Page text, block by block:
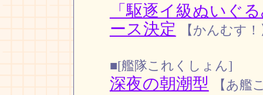
「駆逐イ級ぬいぐ
ース決定
【かんむす
■[艦隊これくしょん]
深夜の朝潮型 【あ艦